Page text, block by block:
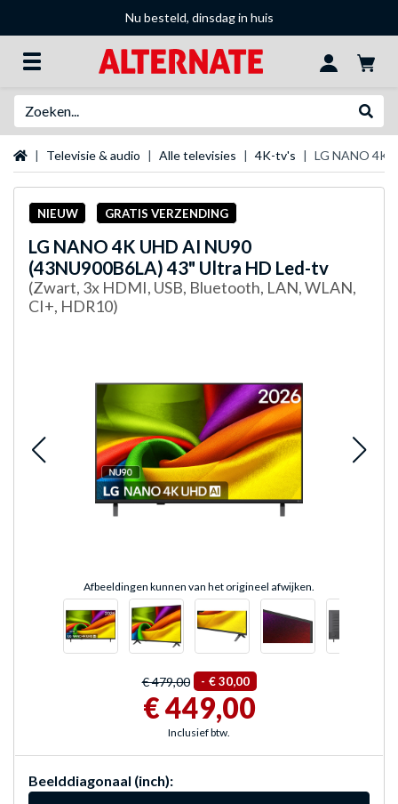
Nu besteld, dinsdag in huis
StartpaginaTelevisie & audio Alle televisies 4K-tv's LG NANO 4K
NIEUW GRATIS VERZENDING
LG NANO 4K UHD AI NU90
(43NU900B6LA) 43" Ultra HD Led-tv
(Zwart, 3x HDMI, USB, Bluetooth, LAN, WLAN,
CI+, HDR10)
Afbeeldingen kunnen van het origineel afwijken.
€ 479,00 - € 30,00
€ 449,00
Inclusief btw.
Beelddiagonaal (inch):